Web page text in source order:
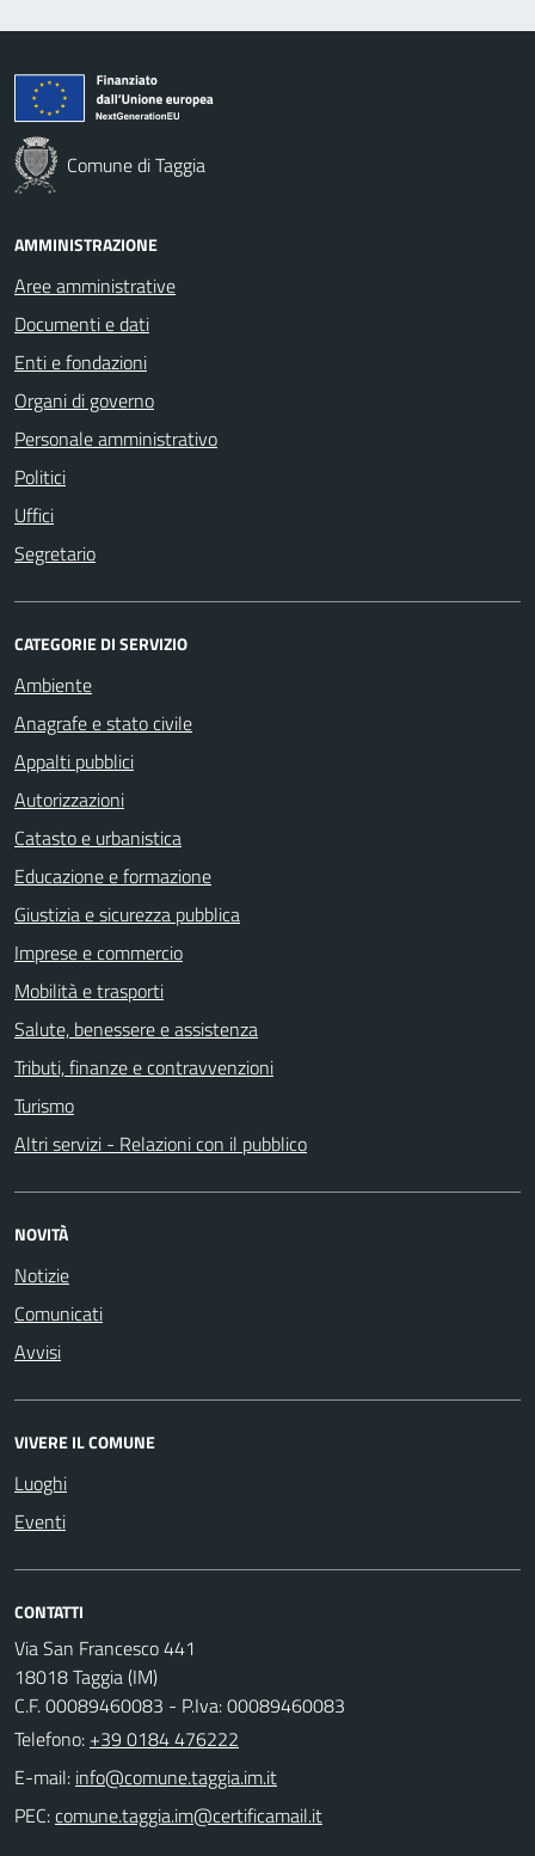
Comune di Taggia
AMMINISTRAZIONE
Aree amministrative
Documenti e dati
Enti e fondazioni
Organi di governo
Personale amministrativo
Politici
Uffici
Segretario
CATEGORIE DI SERVIZIO
Ambiente
Anagrafe e stato civile
Appalti pubblici
Autorizzazioni
Catasto e urbanistica
Educazione e formazione
Giustizia e sicurezza pubblica
Imprese e commercio
Mobilità e trasporti
Salute, benessere e assistenza
Tributi, finanze e contravvenzioni
Turismo
Altri servizi - Relazioni con il pubblico
NOVITÀ
Notizie
Comunicati
Avvisi
VIVERE IL COMUNE
Luoghi
Eventi
CONTATTI
Via San Francesco 441
18018 Taggia (IM)
C.F. 00089460083 - P.Iva: 00089460083
Telefono: +39 0184 476222
E-mail:
PEC: